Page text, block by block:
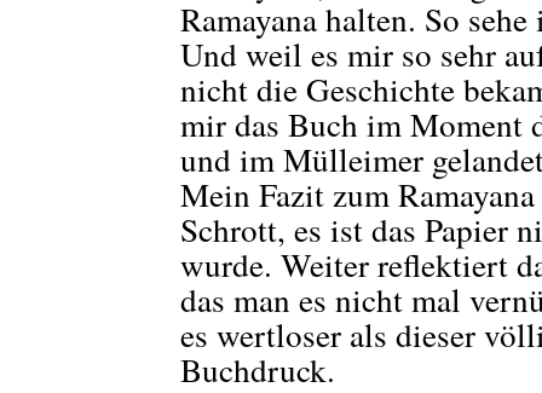
Ramayana halten. So sehe
Und weil es mir so sehr
nicht die Geschichte
mir das Buch im Moment
und im Mülleimer
Mein Fazit zum
Schrott, es ist das Papier
wurde. Weiter reflektiert
das man es nicht mal
es wertloser als dieser
Buchdruck.